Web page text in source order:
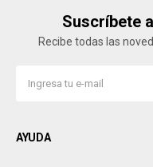
Suscríbete
Recibe todas las
AYUDA